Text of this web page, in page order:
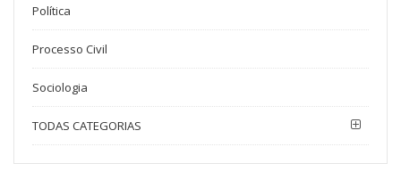
Política
Processo Civil
Sociologia
TODAS CATEGORIAS